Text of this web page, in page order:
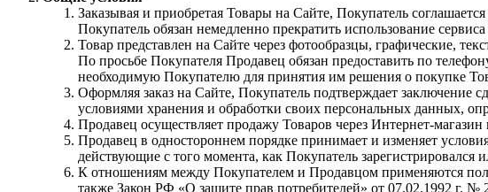
Заказывая и приобретая Товары на Сайте, Покупатель
Покупатель обязан немедленно прекратить использование
Товар представлен на Сайте через фотообразцы, графические,
По просьбе Покупателя Продавец обязан предоставить по
необходимую Покупателю для принятия им решения о покупке
Оформляя заказ на Сайте, Покупатель подтверждает заключение
условиями хранения и обработки своих персональных данных,
Продавец осуществляет продажу Товаров через Интернет-
Продавец в одностороннем порядке принимает и изменяет
действующие с того момента, как Покупатель зарегистрировался
К отношениям между Покупателем и Продавцом применяются
также Закон РФ «О защите прав потребителей» от 07.02.1992 г.